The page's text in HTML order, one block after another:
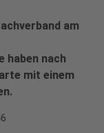
am
haben nach
mit einem